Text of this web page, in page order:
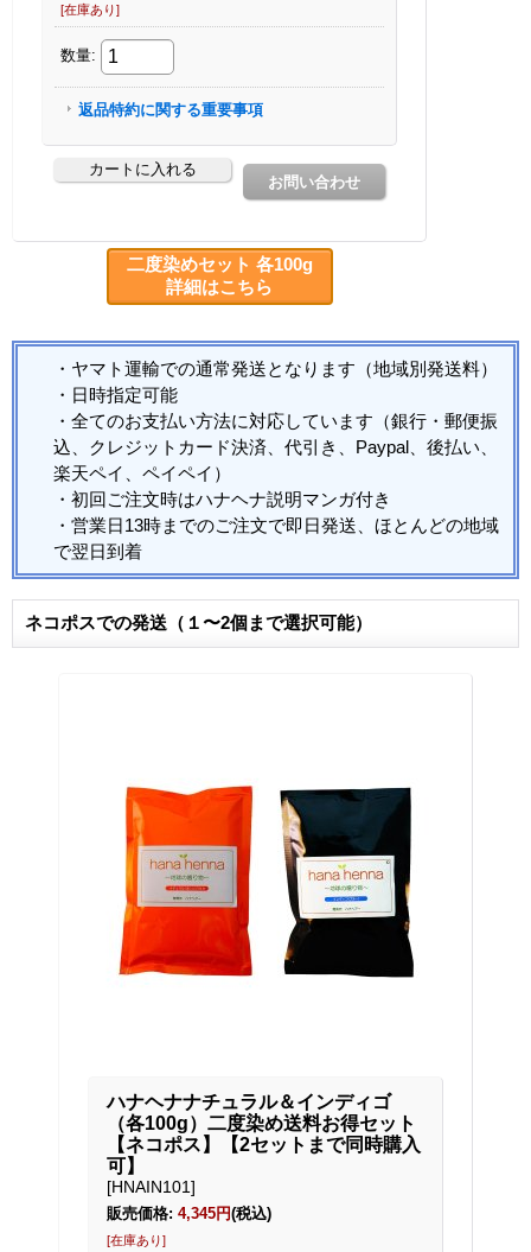
二度染めセット 各100g
詳細はこちら
・ヤマト運輸での通常発送となります（地域別発送料）
・日時指定可能
・全てのお支払い方法に対応しています（銀行・郵便振
込、クレジットカード決済、代引き、Paypal、後払い、
楽天ペイ、ペイペイ）
・初回ご注文時はハナヘナ説明マンガ付き
・営業日13時までのご注文で即日発送、ほとんどの地域
で翌日到着
ネコポスでの発送（１〜2個まで選択可能）